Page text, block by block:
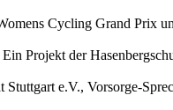
Cycling Grand Prix
Projekt der
e.V., Vorsorge-